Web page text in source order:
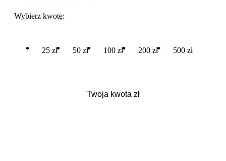
Wybierz kwotę:
25 zł 50 zł 100 zł 200 zł 500 zł